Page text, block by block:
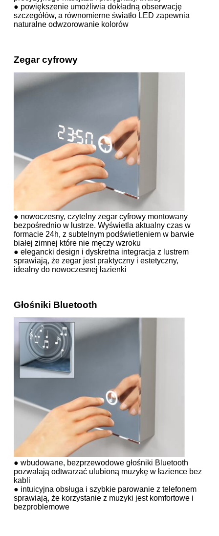
● powiększenie umożliwia dokładną obserwację
szczegółów, a równomierne światło LED zapewnia
naturalne odwzorowanie kolorów
Zegar cyfrowy
● nowoczesny, czytelny zegar cyfrowy montowany
bezpośrednio w lustrze. Wyświetla aktualny czas w
formacie 24h, z subtelnym podświetleniem w barwie
białej zimnej które nie męczy wzroku
● elegancki design i dyskretna integracja z lustrem
sprawiają, że zegar jest praktyczny i estetyczny,
idealny do nowoczesnej łazienki
Głośniki Bluetooth
● wbudowane, bezprzewodowe głośniki Bluetooth
pozwalają odtwarzać ulubioną muzykę w łazience bez
kabli
● intuicyjna obsługa i szybkie parowanie z telefonem
sprawiają, że korzystanie z muzyki jest komfortowe i
bezproblemowe